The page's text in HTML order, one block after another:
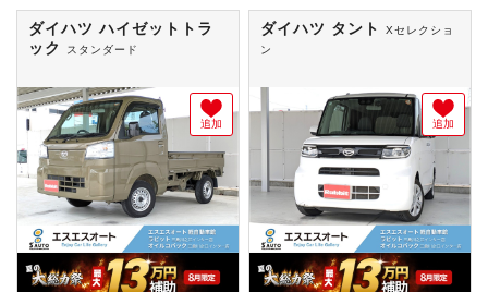
ダイハツ ハイゼットトラ
ック
スタンダード
追加
ダイハツ タントXセレクショ
ン
追加